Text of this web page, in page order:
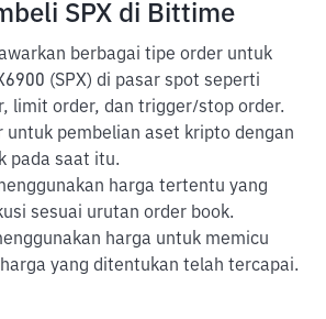
SPX di Bittime
berbagai tipe order untuk
(SPX) di pasar spot seperti
limit order, dan trigger/stop order.
untuk pembelian aset kripto dengan
pada saat itu.
harga tertentu yang
sesuai urutan order book.
harga untuk memicu
yang ditentukan telah tercapai.